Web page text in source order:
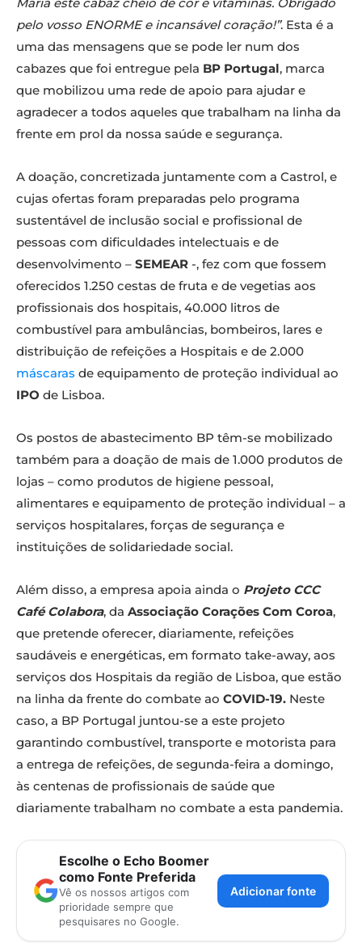
pelo vosso ENORME e incansável coração!”. Esta é a
uma das mensagens que se pode ler num dos
cabazes que foi entregue pela BP Portugal, marca
que mobilizou uma rede de apoio para ajudar e
agradecer a todos aqueles que trabalham na linha da
frente em prol da nossa saúde e segurança.
A doação, concretizada juntamente com a Castrol, e
cujas ofertas foram preparadas pelo programa
sustentável de inclusão social e profissional de
pessoas com dificuldades intelectuais e de
desenvolvimento – SEMEAR -, fez com que fossem
oferecidos 1.250 cestas de fruta e de vegetias aos
profissionais dos hospitais, 40.000 litros de
combustível para ambulâncias, bombeiros, lares e
distribuição de refeições a Hospitais e de 2.000
máscaras de equipamento de proteção individual ao
IPO de Lisboa.
Os postos de abastecimento BP têm-se mobilizado
também para a doação de mais de 1.000 produtos de
lojas – como produtos de higiene pessoal,
alimentares e equipamento de proteção individual – a
serviços hospitalares, forças de segurança e
instituições de solidariedade social.
Além disso, a empresa apoia ainda o Projeto CCC
Café Colabora, da Associação Corações Com Coroa,
que pretende oferecer, diariamente, refeições
saudáveis e energéticas, em formato take-away, aos
serviços dos Hospitais da região de Lisboa, que estão
na linha da frente do combate ao COVID-19. Neste
caso, a BP Portugal juntou-se a este projeto
garantindo combustível, transporte e motorista para
a entrega de refeições, de segunda-feira a domingo,
às centenas de profissionais de saúde que
diariamente trabalham no combate a esta pandemia.
Escolhe o Echo Boomer
como Fonte Preferida
Vê os nossos artigos com
prioridade sempre que
pesquisares no Google.
Adicionar fonte